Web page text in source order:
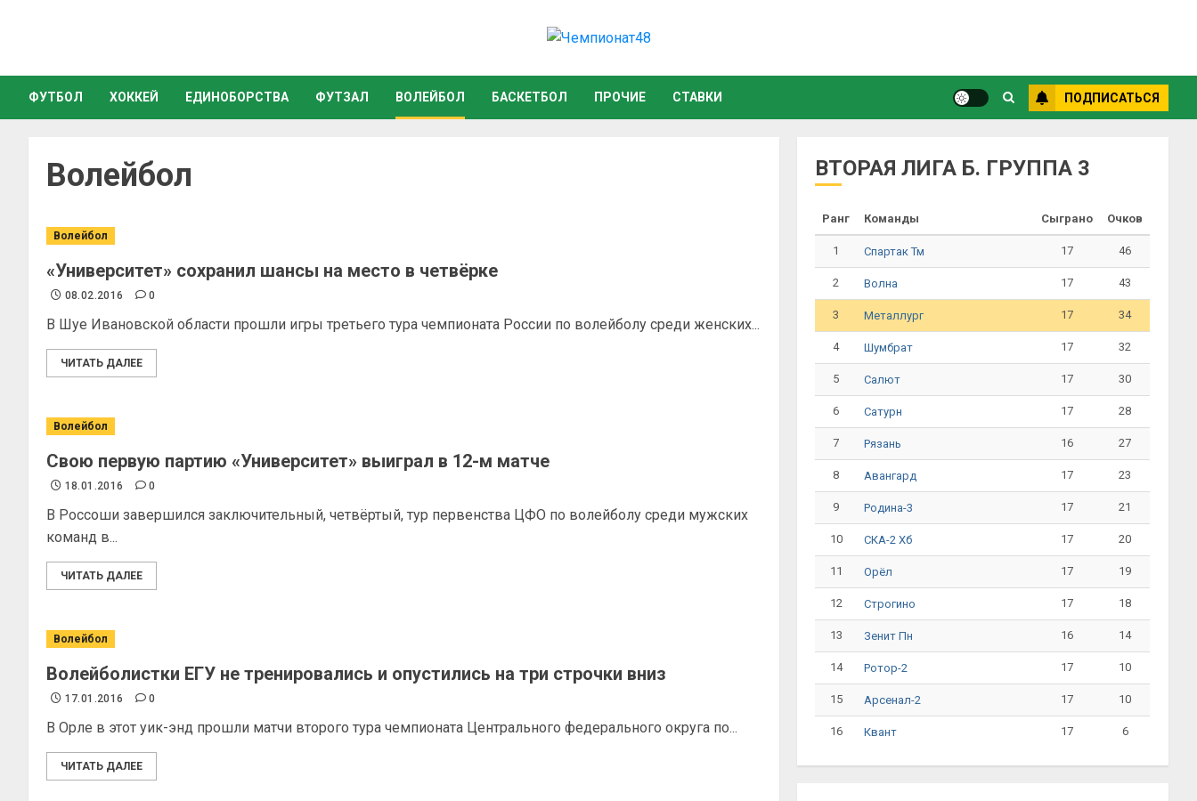
ФУТБОЛ ХОККЕЙ ЕДИНОБОРСТВА ФУТЗАЛ ВОЛЕЙБОЛ БАСКЕТБОЛ ПРОЧИЕ СТАВКИ ПОДПИСАТЬСЯ
Волейбол
Волейбол
«Университет» сохранил шансы на место в четвёрке
08.02.2016 0
В Шуе Ивановской области прошли игры третьего тура чемпионата России по волейболу среди женских...
ЧИТАТЬ ДАЛЕЕ
Волейбол
Свою первую партию «Университет» выиграл в 12-м матче
18.01.2016 0
В Россоши завершился заключительный, четвёртый, тур первенства ЦФО по волейболу среди мужских
команд в...
ЧИТАТЬ ДАЛЕЕ
Волейбол
Волейболистки ЕГУ не тренировались и опустились на три строчки вниз
17.01.2016 0
В Орле в этот уик-энд прошли матчи второго тура чемпионата Центрального федерального округа по...
ЧИТАТЬ ДАЛЕЕ
ВТОРАЯ ЛИГА Б. ГРУППА 3
Ранг Команды Сыграно Очков
1 Спартак Тм 17 46
2 Волна 17 43
3 Металлург 17 34
4 Шумбрат 17 32
5 Салют 17 30
6 Сатурн 17 28
7 Рязань 16 27
8 Авангард 17 23
9 Родина-3 17 21
10 СКА-2 Хб 17 20
11 Орёл 17 19
12 Строгино 17 18
13 Зенит Пн 16 14
14 Ротор-2 17 10
15 Арсенал-2 17 10
16 Квант 17 6